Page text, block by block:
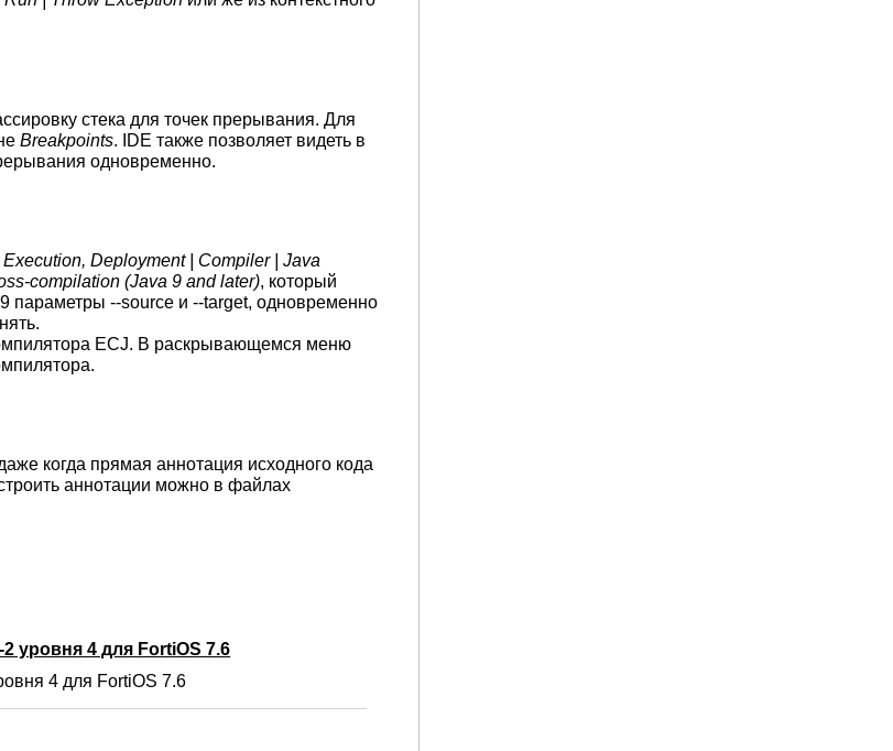
стека для точек прерывания. Для
Breakpoints. IDE также позволяет видеть в
одновременно.
Deployment | Compiler | Java
compilation (Java 9 and later), который
параметры --source и --target, одновременно
ECJ. В раскрывающемся меню
когда прямая аннотация исходного кода
аннотации можно в файлах
уровня 4 для FortiOS 7.6
4 для FortiOS 7.6